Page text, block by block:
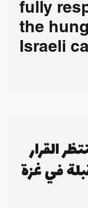
fully
the
Israeli
القرار
في غزة